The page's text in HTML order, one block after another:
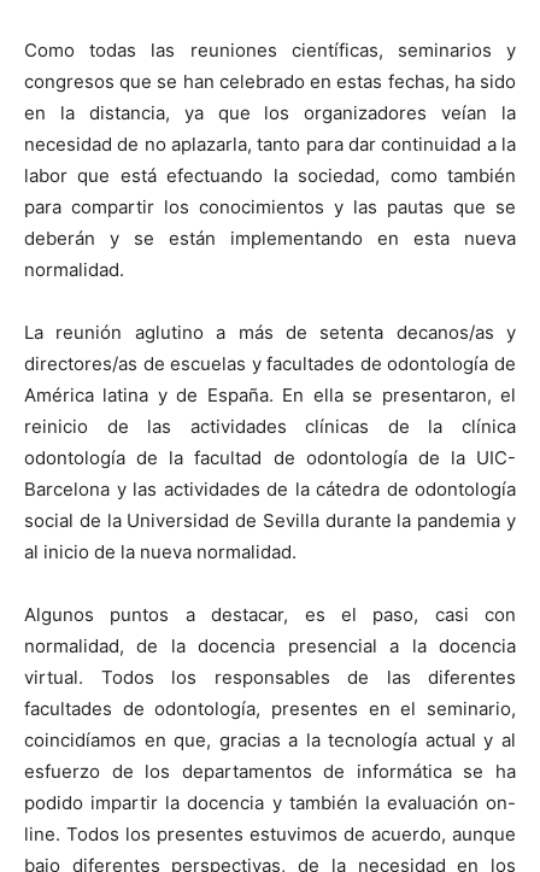
Como todas las reuniones científicas, seminarios y
congresos que se han celebrado en estas fechas, ha sido
en la distancia, ya que los organizadores veían la
necesidad de no aplazarla, tanto para dar continuidad a la
labor que está efectuando la sociedad, como también
para compartir los conocimientos y las pautas que se
deberán y se están implementando en esta nueva
normalidad.
La reunión aglutino a más de setenta decanos/as y
directores/as de escuelas y facultades de odontología de
América latina y de España. En ella se presentaron, el
reinicio de las actividades clínicas de la clínica
odontología de la facultad de odontología de la UIC-
Barcelona y las actividades de la cátedra de odontología
social de la Universidad de Sevilla durante la pandemia y
al inicio de la nueva normalidad.
Algunos puntos a destacar, es el paso, casi con
normalidad, de la docencia presencial a la docencia
virtual. Todos los responsables de las diferentes
facultades de odontología, presentes en el seminario,
coincidíamos en que, gracias a la tecnología actual y al
esfuerzo de los departamentos de informática se ha
podido impartir la docencia y también la evaluación on-
line. Todos los presentes estuvimos de acuerdo, aunque
bajo diferentes perspectivas, de la necesidad en los